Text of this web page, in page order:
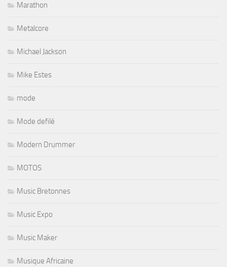
Marathon
Metalcore
Michael Jackson
Mike Estes
mode
Mode defilé
Modern Drummer
MOTOS
Music Bretonnes
Music Expo
Music Maker
Musique Africaine